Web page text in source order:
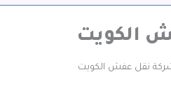
الكويت
نقل عفش الكويت